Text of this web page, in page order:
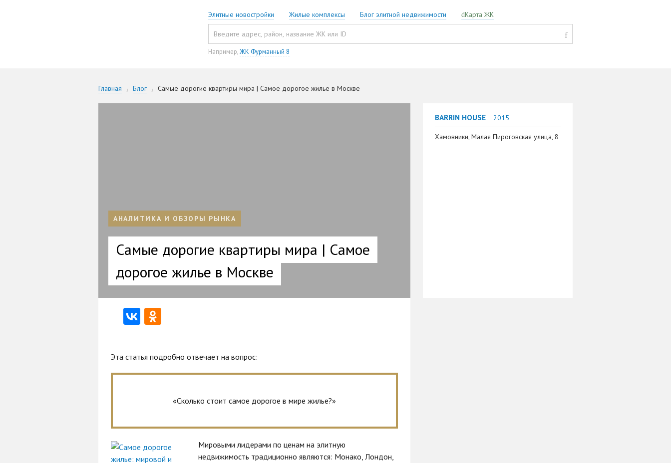
Элитные новостройки Жилые комплексы Блог элитной недвижимости Карта ЖК
Например,ЖК Фурманный 8
Главная Блог Самые дорогие квартиры мира | Самое дорогое жилье в Москве
АНАЛИТИКА И ОБЗОРЫ РЫНКА
Самые дорогие квартиры мира | Самое
дорогое жилье в Москве
BARRIN HOUSE 2015
Хамовники, Малая Пироговская улица, 8
Эта статья подробно отвечает на вопрос:
«Сколько стоит самое дорогое в мире жилье?»
Мировыми лидерами по ценам на элитную
недвижимость традиционно являются: Монако, Лондон,